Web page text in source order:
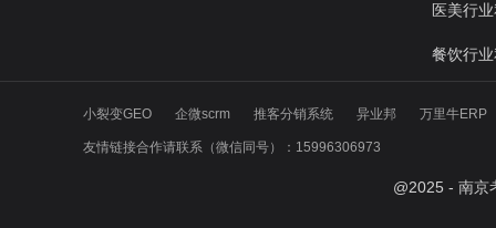
医美行
餐饮行
小裂变GEO 企微scrm 推客分销系统 异业邦 万里牛ERP
友情链接合作请联系（微信同号）：15996306973
@2025 - 南京